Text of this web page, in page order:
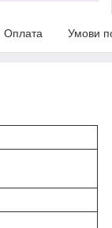
Оплата Умови